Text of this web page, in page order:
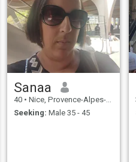
Sanaa
40 • Nice, Provence-Alpes-Côte d'Azur, France
Seeking: Male 35 - 45